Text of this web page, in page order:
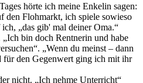
hörte ich meine Enkelin sagen:
den Flohmarkt, ich spiele sowieso
ich,
das gib' mal deiner Oma.
Ich bin doch Rentnerin und habe
.
Wenn du meinst – dann
für den Gegenwert ging ich mit ihr
nicht.
Ich nehme Unterricht